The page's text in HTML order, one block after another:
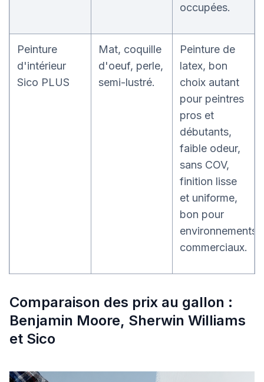
occupées.
Peinture
d'intérieur
Sico PLUS
Mat, coquille
d'oeuf, perle,
semi-lustré.
Peinture de
latex, bon
choix autant
pour peintres
pros et
débutants,
faible odeur,
sans COV,
finition lisse
et uniforme,
bon pour
environnements
commerciaux.
Comparaison des prix au gallon :
Benjamin Moore, Sherwin Williams
et Sico